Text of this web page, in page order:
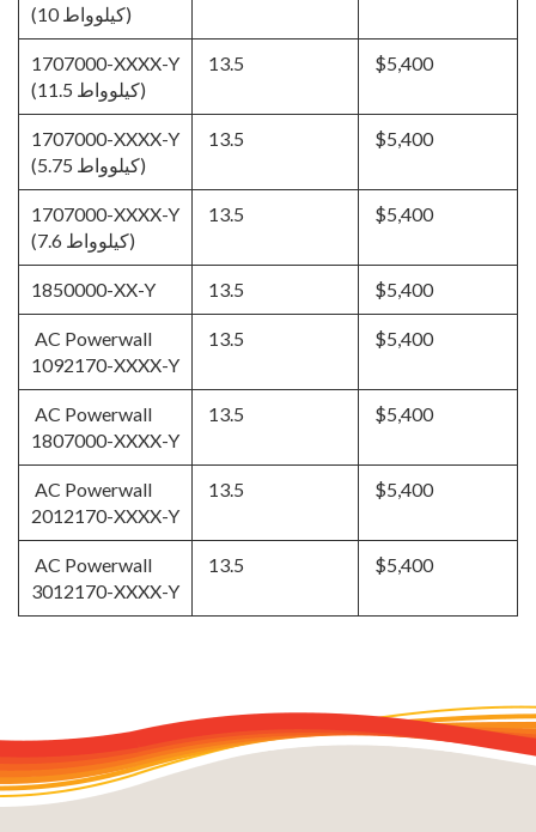
(10 كيلوواط)
1707000-XXXX-Y
(11.5 كيلوواط)
13.5 $5,400
1707000-XXXX-Y
(5.75 كيلوواط)
13.5 $5,400
1707000-XXXX-Y
(7.6 كيلوواط)
13.5 $5,400
1850000-XX-Y 13.5 $5,400
AC Powerwall
1092170-XXXX-Y
13.5 $5,400
AC Powerwall
1807000-XXXX-Y
13.5 $5,400
AC Powerwall
2012170-XXXX-Y
13.5 $5,400
AC Powerwall
3012170-XXXX-Y
13.5 $5,400